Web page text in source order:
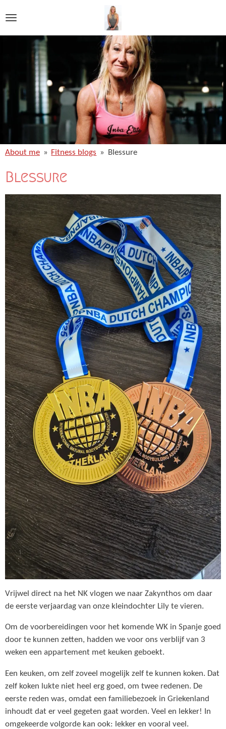
direct
naar
hoofdinhoud
About me » Fitness blogs » Blessure
Blessure
Vrijwel direct na het NK vlogen we naar Zakynthos om daar
de eerste verjaardag van onze kleindochter Lily te vieren.
Om de voorbereidingen voor het komende WK in Spanje goed
door te kunnen zetten, hadden we voor ons verblijf van 3
weken een appartement met keuken geboekt.
Een keuken, om zelf zoveel mogelijk zelf te kunnen koken. Dat
zelf koken lukte niet heel erg goed, om twee redenen. De
eerste reden was, omdat een familiebezoek in Griekenland
inhoudt dat er veel gegeten gaat worden. Veel en lekker! In
omgekeerde volgorde kan ook: lekker en vooral veel.